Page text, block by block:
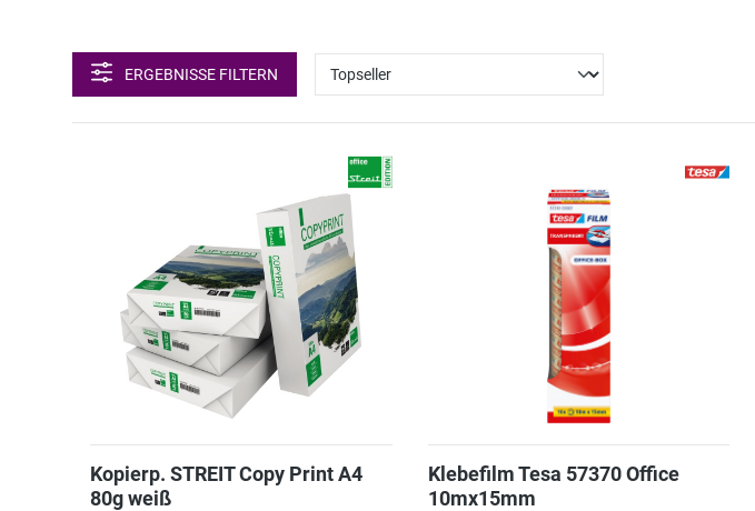
ERGEBNISSE FILTERN
Kopierp. STREIT Copy Print A4
80g weiß
Klebefilm Tesa 57370 Office
10mx15mm